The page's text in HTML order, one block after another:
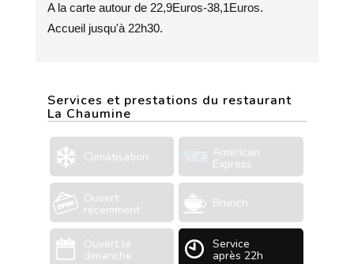
A la carte autour de 22,9Euros-38,1Euros.
Accueil jusqu'à 22h30.
Services et prestations du restaurant
La Chaumine
Climatisation American
Express
Ouvert
récemment Brunch
Ouvert le
dimanche
Service
après 22h